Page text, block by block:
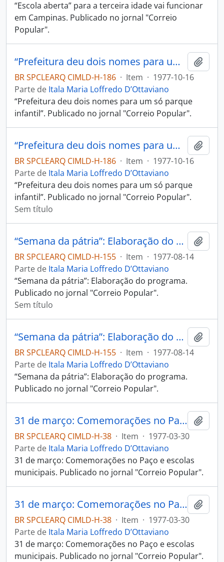
“Escola aberta” para a terceira idade vai funcionar
em Campinas. Publicado no jornal "Correio
Popular".
“Prefeitura deu dois nomes para um só parque infantil”
BR SPCLEARQ CIMLD-H-186 · Item · 1977-10-16
Parte de Itala Maria Loffredo D’Ottaviano
“Prefeitura deu dois nomes para um só parque
infantil”. Publicado no jornal "Correio Popular".
“Prefeitura deu dois nomes para um só parque infantil”
BR SPCLEARQ CIMLD-H-186 · Item · 1977-10-16
Parte de Itala Maria Loffredo D’Ottaviano
“Prefeitura deu dois nomes para um só parque
infantil”. Publicado no jornal "Correio Popular".
Sem título
“Semana da pátria”: Elaboração do programa
BR SPCLEARQ CIMLD-H-155 · Item · 1977-08-14
Parte de Itala Maria Loffredo D’Ottaviano
“Semana da pátria”: Elaboração do programa.
Publicado no jornal "Correio Popular".
Sem título
“Semana da pátria”: Elaboração do programa
BR SPCLEARQ CIMLD-H-155 · Item · 1977-08-14
Parte de Itala Maria Loffredo D’Ottaviano
“Semana da pátria”: Elaboração do programa.
Publicado no jornal "Correio Popular".
31 de março: Comemorações no Paço e escolas municipais
BR SPCLEARQ CIMLD-H-38 · Item · 1977-03-30
Parte de Itala Maria Loffredo D’Ottaviano
31 de março: Comemorações no Paço e escolas
municipais. Publicado no jornal "Correio Popular".
31 de março: Comemorações no Paço e escolas municipais
BR SPCLEARQ CIMLD-H-38 · Item · 1977-03-30
Parte de Itala Maria Loffredo D’Ottaviano
31 de março: Comemorações no Paço e escolas
municipais. Publicado no jornal "Correio Popular".